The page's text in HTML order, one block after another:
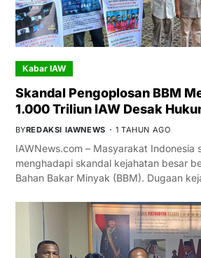
Kabar IAW
Skandal Pengoplosan BBM
1.000 Triliun IAW Desak
BYREDAKSI IAWNEWS 1 TAHUN AGO
IAWNews.com – Masyarakat Indonesia
menghadapi skandal kejahatan besar
Bahan Bakar Minyak (BBM). Dugaan